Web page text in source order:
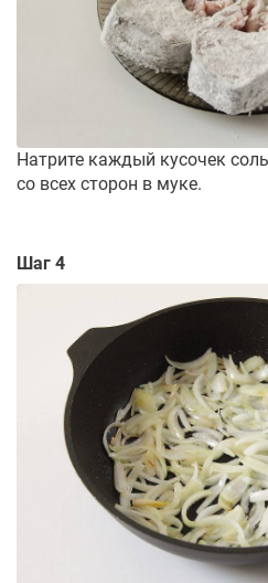
Натрите каждый кусочек
со всех сторон в муке.
Шаг 4